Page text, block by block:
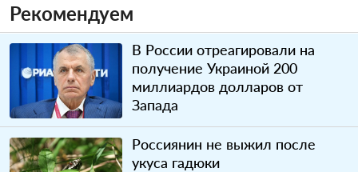
Рекомендуем
В России отреагировали на
получение Украиной 200
миллиардов долларов от
Запада
Россиянин не выжил после
укуса гадюки